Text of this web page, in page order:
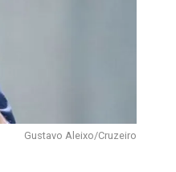
Gustavo Aleixo/Cruzeiro